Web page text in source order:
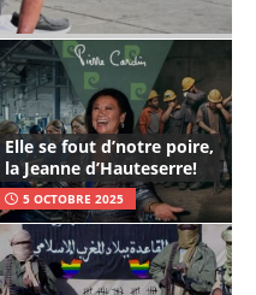
Elle se fout d’notre poire,
la Jeanne d’Hauteserre!
5 OCTOBRE 2025